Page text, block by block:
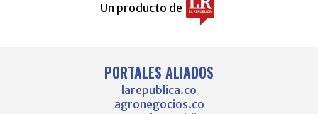
Un producto de
PORTALES ALIADOS
larepublica.co
agronegocios.co